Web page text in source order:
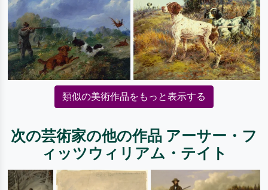
類似の美術作品をもっと表示する
次の芸術家の他の作品 アーサー・フ
ィッツウィリアム・テイト